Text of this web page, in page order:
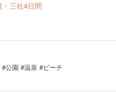
三社4日間
公園 #温泉 #ビーチ